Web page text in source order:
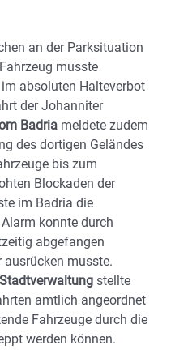
an der Parksituation
musste
absoluten Halteverbot
der Johanniter
Badria meldete zudem
des dortigen Geländes
bis zum
Blockaden der
im Badria die
konnte durch
abgefangen
ausrücken musste.
stellte
amtlich angeordnet
Fahrzeuge durch die
werden können.